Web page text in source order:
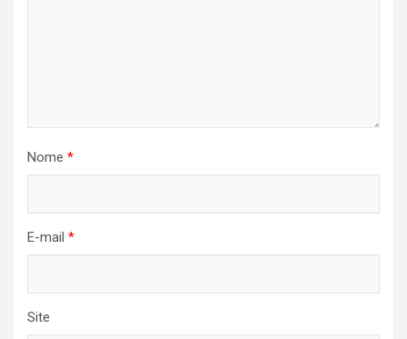
Nome *
E-mail *
Site